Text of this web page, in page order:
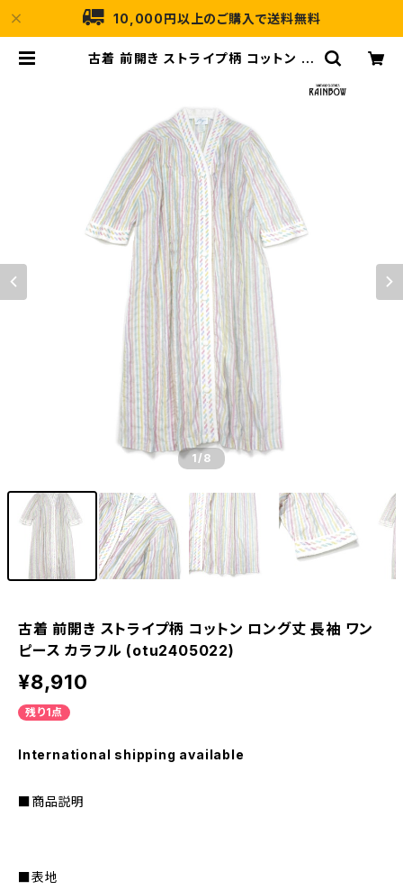
10,000円以上のご購入で送料無料
古着 前開き ストライプ柄 コットン ロ
1/8
古着 前開き ストライプ柄 コットン ロング丈 長袖 ワン
ピース カラフル (otu2405022)
¥8,910
残り1点
International shipping available
■商品説明
■表地